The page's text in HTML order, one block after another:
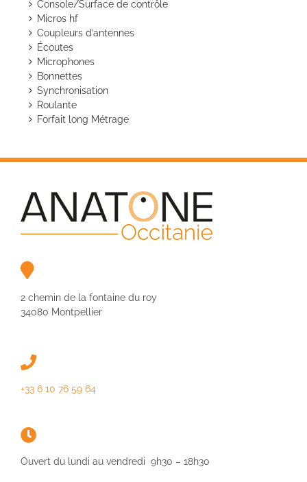
Console/Surface de contrôle
Micros hf
Coupleurs d’antennes
Écoutes
Microphones
Bonnettes
Synchronisation
Roulante
Forfait long Métrage
2 chemin de la fontaine du roy
34080 Montpellier
+33 6 10 76 59 64
Ouvert du lundi au vendredi 9h30 – 18h30